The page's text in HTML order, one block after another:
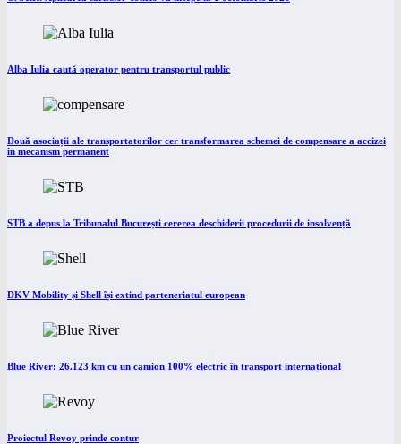
Alba Iulia caută operator pentru transportul public
Două asociații ale transportatorilor cer transformarea schemei de compensare a accizei
în mecanism permanent
STB a depus la Tribunalul București cererea deschiderii procedurii de insolvență
DKV Mobility și Shell își extind parteneriatul european
Blue River: 26.123 km cu un camion 100% electric în transport internațional
Proiectul Revoy prinde contur